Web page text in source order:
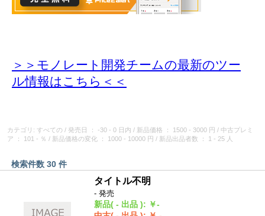
＞＞モノレート開発チームの最新のツー
ル情報はこちら＜＜
カテゴリ: すべての / 発売日 ： -30 - 0 日内 / 新品価格 ： 1500 - 3000 円 / 中古プレミ
ア
： 101 - ％ / 新品価格の変化 ： 1000 - 10000 円 / 新品出品者数 ： 1 - 25 人
検索件数 30 件
タイトル不明
- 発売
新品( - 出品 ): ￥-